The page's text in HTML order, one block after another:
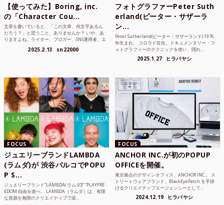
【使ってみた】Boring, inc.
の「Character Cou...
文章を書いていると、「この文章、何文字あるん
だろう？」と思うこと、ありませんか？ いや、あ
りますよね。ライター、ブロガー、SNS運用者、エ
2025.2.13 sn22000
フォトグラファーPeter Suth
erland(ピーター・サザーラ
ン...
Peter Sutherland(ピーター・サザーランド) 1976
年生まれ。 コロラド在住。ドキュメンタリー・フ
ォトグラフィーのテクニックを使い、隠れ...
2025.1.27 ヒラバヤシ
FOCUS
ジュエリーブランドLAMBDA
(ラムダ)が 渋谷パルコでPOPU
P S...
ジュエリーブランド“LAMBDA( ラムダ))” “PLAYFRE
EDOM 自由を遊べ。 LAMBDA（ラムダ）は、有限
な資源を無限のクリエイティブで追...
FOCUS
ANCHOR INC.が初のPOPUP
OFFICEを開催。
東京拠点のデザインオフィス、ANCHOR INC.。 ス
トリートウェアブランド、BlackEyePatch を手掛
けるクリエイティブエージェンシーとして...
2024.12.19 ヒラバヤシ